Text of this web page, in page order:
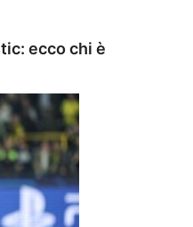
ecco chi è